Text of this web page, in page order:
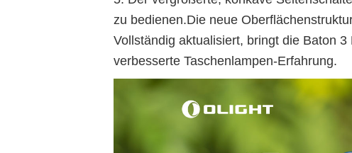
zu bedienen.Die neue
Vollständig aktualisiert, bringt die Baton
verbesserte Taschenlampen-Erfahrung.